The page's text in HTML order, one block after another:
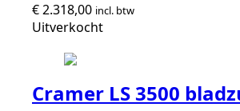
€2.318,00 incl. btw
Uitverkocht
Cramer LS 3500